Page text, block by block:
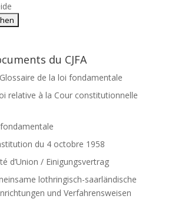
du CJFA
Glossaire de la loi fondamentale
relative à la Cour constitutionnelle
fondamentale
du 4 octobre 1958
d’Union / Einigungsvertrag
lothringisch-saarländische
und Verfahrensweisen